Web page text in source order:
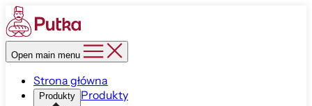
Open main menu
Strona główna
Produkty Produkty